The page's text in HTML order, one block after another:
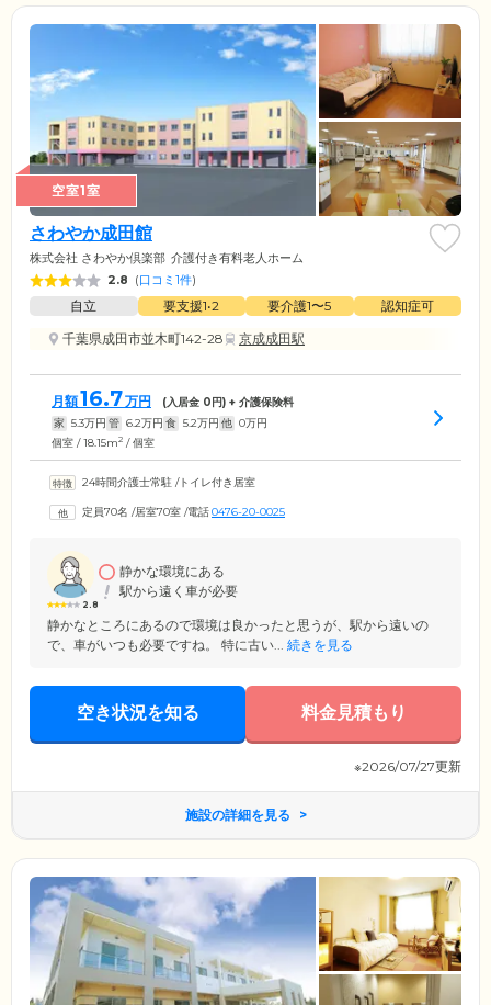
空室1室
さわやか成田館
株式会社 さわやか倶楽部 介護付き有料老人ホーム
2.8 (口コミ1件)
自立 要支援1•2 要介護1〜5
認知症可
千葉県成田市並木町142-28
京成成田駅
月額16.7万円 (入居金 0円) + 介護保険料
家 5.3万円 管 6.2万円 食 5.2万円 他 0万円
個室 / 18.15m2 / 個室
24時間介護士常駐 /トイレ付き居室
定員70名 /居室70室 /電話0476-20-0025
2.8
静かな環境にある
駅から遠く車が必要
静かなところにあるので環境は良かったと思うが、駅から遠いの
で、車がいつも必要ですね。 特に古い... 続きを見る
空き状況を知る 料金見積もり
※2026/07/27更新
施設の詳細を見る